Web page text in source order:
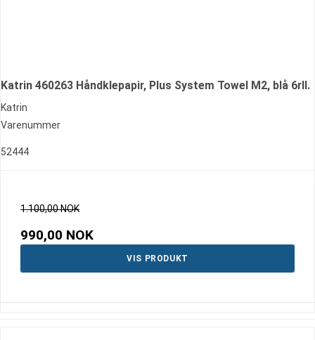
Katrin 460263 Håndklepapir, Plus System Towel M2, blå 6rll.
Katrin
Varenummer
52444
1.100,00 NOK
990,00 NOK
VIS PRODUKT